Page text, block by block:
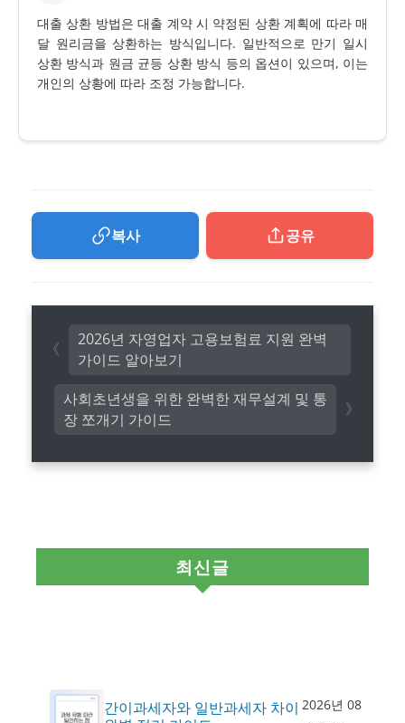
대출 상환 방법은 대출 계약 시 약정된 상환 계획에 따라 매
달 원리금을 상환하는 방식입니다. 일반적으로 만기 일시
상환 방식과 원금 균등 상환 방식 등의 옵션이 있으며, 이는
개인의 상황에 따라 조정 가능합니다.
복사 공유
사회초년생을 위한 완벽한 재무설계 및 통
장 쪼개기 가이드
2026년 자영업자 고용보험료 지원 완벽
가이드 알아보기
최신글
간이과세자와 일반과세자 차이 2026년 08